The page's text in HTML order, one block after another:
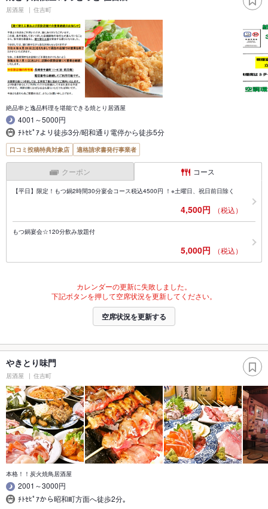
居酒屋 住吉町
絶品串と逸品料理を堪能できる焼とり居酒屋
4001～5000円
ﾁﾄｾﾋﾟｱより徒歩3分/昭和通り電停から徒歩5分
口コミ投稿特典対象店 適格請求書発行事業者
クーポン コース
【平日】限定！もつ鍋2時間30分宴会コース税込4500円 ！※土曜日、祝日前日除く
4,500円 （税込）
もつ鍋宴会☆120分飲み放題付
5,000円 （税込）
カレンダーの更新に失敗しました。
下記ボタンを押して空席状況を更新してください。
空席状況を更新する
やきとり味門
居酒屋 住吉町
本格！！炭火焼鳥居酒屋
2001～3000円
ﾁﾄｾﾋﾟｱから昭和町方面へ徒歩2分｡